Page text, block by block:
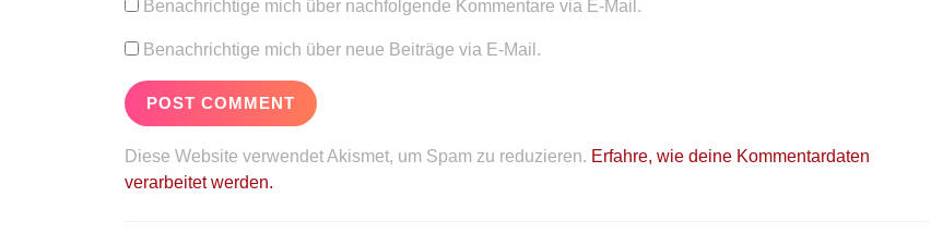
Benachrichtige mich über nachfolgende Kommentare via E-Mail.
Benachrichtige mich über neue Beiträge via E-Mail.
Diese Website verwendet Akismet, um Spam zu reduzieren. Erfahre, wie deine Kommentardaten
verarbeitet werden.